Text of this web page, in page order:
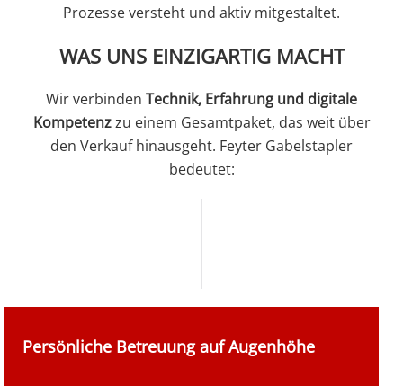
Prozesse versteht und aktiv mitgestaltet.
WAS UNS EINZIGARTIG MACHT
Wir verbinden Technik, Erfahrung und digitale
Kompetenzzu einem Gesamtpaket, das weit über
den Verkauf hinausgeht. Feyter Gabelstapler
bedeutet:
Persönliche Betreuung auf Augenhöhe